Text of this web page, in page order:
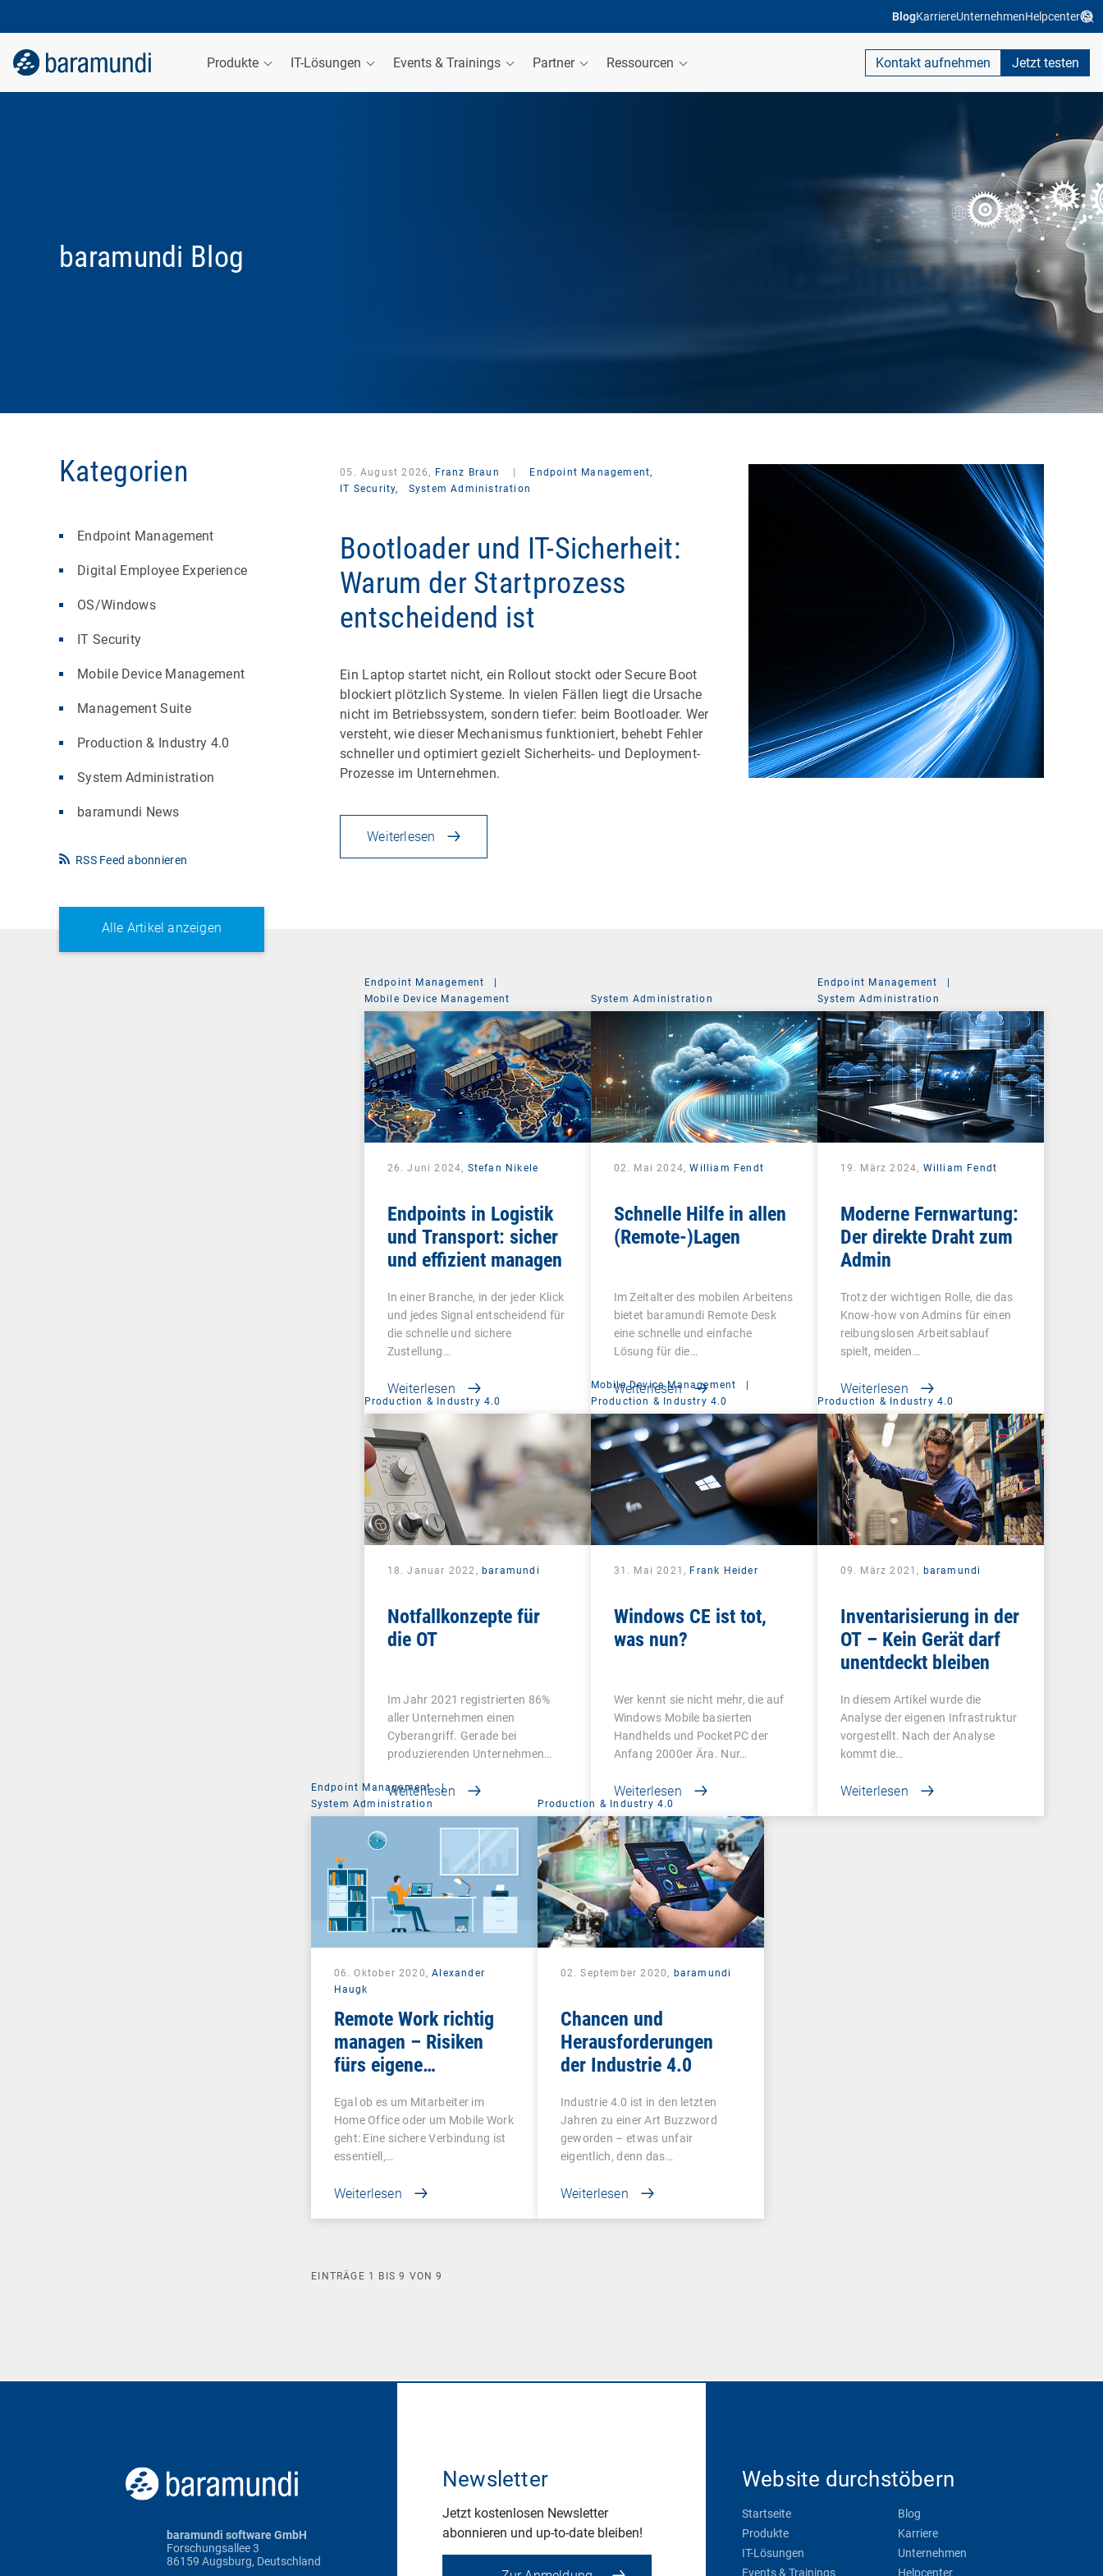
BlogKarriereUnternehmenHelpcenter
Produkte IT-Lösungen Events & Trainings Partner Ressourcen Kontakt aufnehmen Jetzt testen
baramundi Blog
Kategorien
Endpoint Management
Digital Employee Experience
OS/Windows
IT Security
Mobile Device Management
Management Suite
Production & Industry 4.0
System Administration
baramundi News
RSS Feed abonnieren
Alle Artikel anzeigen
05. August 2026, Franz Braun
Endpoint Management,
IT Security,
System Administration
Bootloader und IT-Sicherheit:
Warum der Startprozess
entscheidend ist
Ein Laptop startet nicht, ein Rollout stockt oder Secure Boot
blockiert plötzlich Systeme. In vielen Fällen liegt die Ursache
nicht im Betriebssystem, sondern tiefer: beim Bootloader. Wer
versteht, wie dieser Mechanismus funktioniert, behebt Fehler
schneller und optimiert gezielt Sicherheits- und Deployment-
Prozesse im Unternehmen.
Weiterlesen
Endpoint Management
|
Mobile Device Management
26. Juni 2024, Stefan Nikele
Endpoints in Logistik
und Transport: sicher
und effizient managen
In einer Branche, in der jeder Klick
und jedes Signal entscheidend für
die schnelle und sichere
Zustellung…
Weiterlesen
System Administration
02. Mai 2024,William Fendt
Schnelle Hilfe in allen
(Remote-)Lagen
Im Zeitalter des mobilen Arbeitens
bietet baramundi Remote Desk
eine schnelle und einfache
Lösung für die…
Weiterlesen
Endpoint Management
|
System Administration
19. März 2024, William Fendt
Moderne Fernwartung:
Der direkte Draht zum
Admin
Trotz der wichtigen Rolle, die das
Know-how von Admins für einen
reibungslosen Arbeitsablauf
spielt, meiden…
Weiterlesen
Production & Industry 4.0
18. Januar 2022, baramundi
Notfallkonzepte für
die OT
Im Jahr 2021 registrierten 86%
aller Unternehmen einen
Cyberangriff. Gerade bei
produzierenden Unternehmen…
Weiterlesen
Mobile Device Management
|
Production & Industry 4.0
31. Mai 2021, Frank Heider
Windows CE ist tot,
was nun?
Wer kennt sie nicht mehr, die auf
Windows Mobile basierten
Handhelds und PocketPC der
Anfang 2000er Ära. Nur…
Weiterlesen
Production & Industry 4.0
09. März 2021, baramundi
Inventarisierung in der
OT – Kein Gerät darf
unentdeckt bleiben
In diesem Artikel wurde die
Analyse der eigenen Infrastruktur
vorgestellt. Nach der Analyse
kommt die…
Weiterlesen
Endpoint Management
|
System Administration
06. Oktober 2020,Alexander
Haugk
Remote Work richtig
managen – Risiken
fürs eigene
vermeiden
Egal ob es um Mitarbeiter im
Home Office oder um Mobile Work
geht: Eine sichere Verbindung ist
essentiell,…
Weiterlesen
Production & Industry 4.0
02. September 2020, baramundi
Chancen und
Herausforderungen
der Industrie 4.0
Industrie 4.0 ist in den letzten
Jahren zu einer Art Buzzword
geworden – etwas unfair
eigentlich, denn das…
Weiterlesen
EINTRÄGE 1 BIS9 VON9
baramundi software GmbH
Forschungsallee 3
86159 Augsburg, Deutschland
Newsletter
Jetzt kostenlosen Newsletter
abonnieren und up-to-date bleiben!
Website durchstöbern
Startseite
Produkte
IT-Lösungen
Events & Trainings
Blog
Karriere
Unternehmen
Helpcenter